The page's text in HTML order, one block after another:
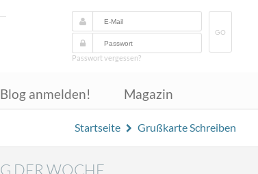
GO
Passwort vergessen?
Blog anmelden! Magazin
Startseite Grußkarte Schreiben
DER WOCHE